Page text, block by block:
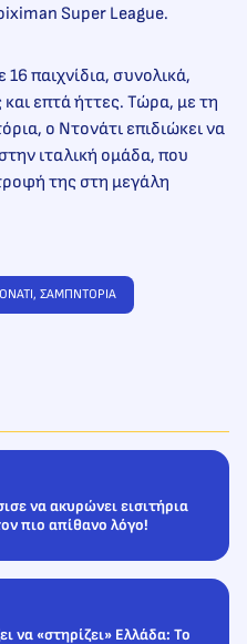
Super League.
παιχνίδια, συνολικά,
και επτά ήττες. Τώρα, με τη
ο Ντονάτι επιδιώκει να
ιταλική ομάδα, που
της στη μεγάλη
, ΣΑΜΠΝΤΟΡΙΑ
να ακυρώνει εισιτήρια
πιο απίθανο λόγο!
να «στηρίζει» Ελλάδα: Το